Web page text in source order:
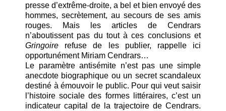
presse d’extrême-droite, a bel et bien envoyé des
hommes, secrètement, au secours de ses amis
rouges. Mais les articles de Cendrars
n’aboutissent pas du tout à ces conclusions et
Gringoire refuse de les publier, rappelle ici
opportunément Miriam Cendrars…
Le paramètre antisémite n’est pas une simple
anecdote biographique ou un secret scandaleux
destiné à émouvoir le public. Pour qui veut saisir
l’histoire sociale des formes littéraires, c’est un
indicateur capital de la trajectoire de Cendrars.